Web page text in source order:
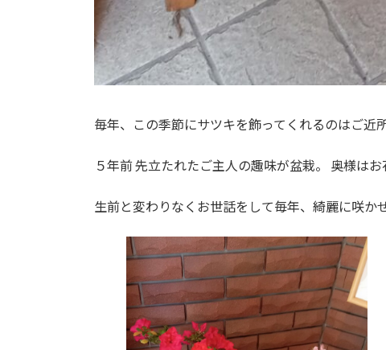
毎年、この季節にサツキを飾ってくれるのはご近
５年前 先立たれたご主人の趣味が盆栽。 奥様はお
生前と変わりなくお世話をして毎年、綺麗に咲か